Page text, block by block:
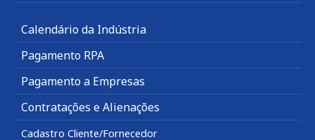
Calendário da Indústria
Pagamento RPA
Pagamento a Empresas
Contratações e Alienações
Cadastro Cliente/Fornecedor